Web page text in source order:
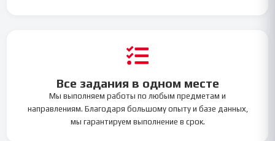
Все задания в одном месте
Мы выполняем работы по любым предметам и
направлениям. Благодаря большому опыту и базе данных,
мы гарантируем выполнение в срок.